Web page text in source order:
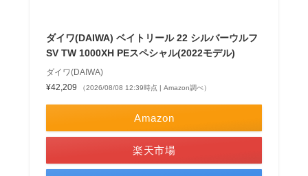
ダイワ(DAIWA) ベイトリール 22 シルバーウルフ
SV TW 1000XH PEスペシャル(2022モデル)
ダイワ(DAIWA)
¥42,209
（2026/08/08 12:39時点 | Amazon調べ）
Amazon
楽天市場